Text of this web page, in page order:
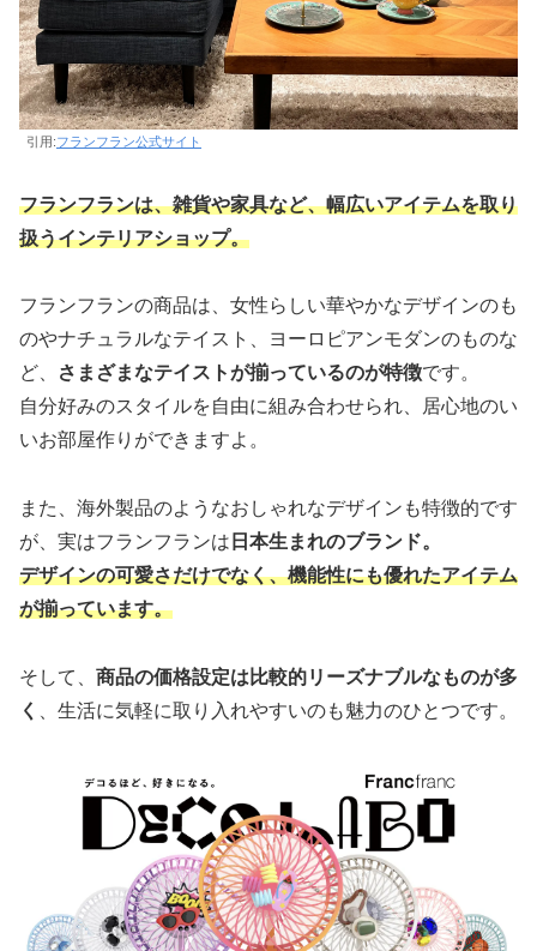
引用:フランフラン公式サイト
フランフランは、雑貨や家具など、幅広いアイテムを取り
扱うインテリアショップ。
フランフランの商品は、女性らしい華やかなデザインのも
のやナチュラルなテイスト、ヨーロピアンモダンのものな
ど、
さまざまなテイストが揃っているのが特徴です。
自分好みのスタイルを自由に組み合わせられ、居心地のい
いお部屋作りができますよ。
また、海外製品のようなおしゃれなデザインも特徴的です
が、実はフランフランは 日本生まれのブランド。
デザインの可愛さだけでなく、機能性にも優れたアイテム
が揃っています。
そして、 商品の価格設定は比較的リーズナブルなものが多
く
、生活に気軽に取り入れやすいのも魅力のひとつです。